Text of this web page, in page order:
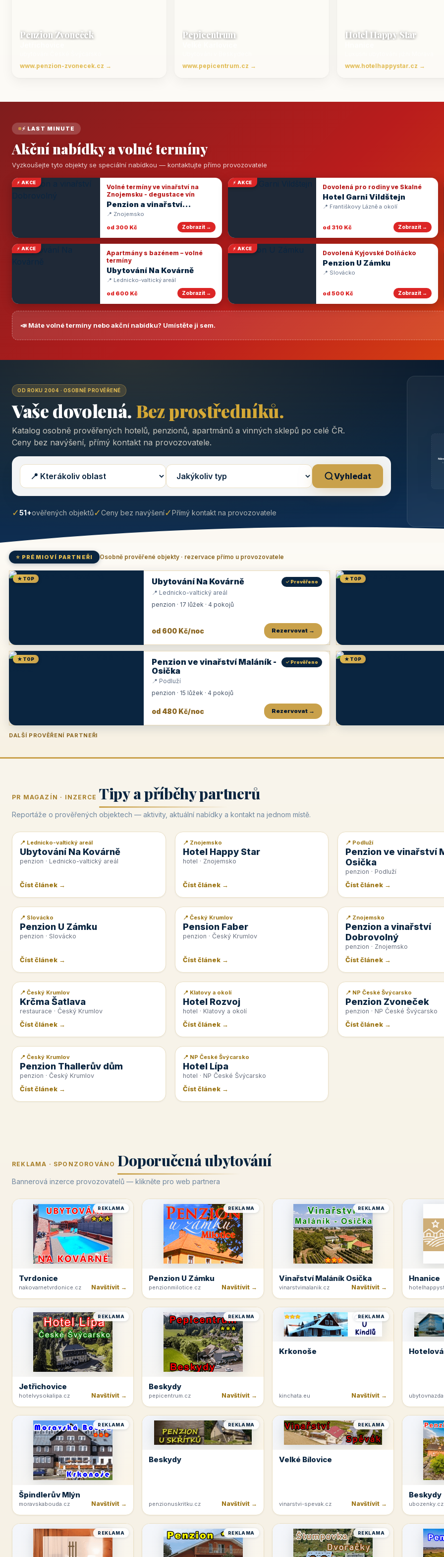
Penzion Zvoneček
www.penzion-zvonecek.cz →
Pepicentrum
www.pepicentrum.cz →
Hotel Happy Star
www.hotelhappystar.cz →
⚡ LAST MINUTE
Akční nabídky a volné termíny
Vyzkoušejte tyto objekty se speciální nabídkou — kontaktujte přímo provozovatele
⚡ AKCE
Volné termíny ve vinařství na
Znojemsku - degustace vín
Penzion a vinařství
Dobrovolný
📍 Znojemsko
od 300 Kč
Zobrazit →
⚡ AKCE
Dovolená pro rodiny ve Skalné
Hotel Garni Vildštejn
📍 Františkovy Lázně a okolí
od 310 Kč Zobrazit →
⚡ AKCE
Apartmány s bazénem – volné
termíny
Ubytování Na Kovárně
📍 Lednicko-valtický areál
od 600 Kč
Zobrazit →
⚡ AKCE
Dovolená Kyjovské Dolňácko
Penzion U Zámku
📍 Slovácko
od 500 Kč Zobrazit →
📣 Máte volné termíny nebo akční nabídku? Umístěte ji sem.
OD ROKU 2004 · OSOBNĚ PROVĚŘENÉ
Vaše dovolená. Bez prostředníků.
Katalog osobně prověřených hotelů, penzionů, apartmánů a vinných sklepů po celé ČR.
Ceny bez navýšení, přímý kontakt na provozovatele.
Vyhledat
✓51+ověřených objektů✓Ceny bez navýšení✓Přímý kontakt na provozovatele
⭐ PRÉMIOVÍ PARTNEŘI Osobně prověřené objekty · rezervace přímo u provozovatele
★ TOP Ubytování Na Kovárně ✓ Prověřeno
📍 Lednicko-valtický areál
penzion · 17 lůžek · 4 pokojů
od 600 Kč/noc Rezervovat →
★ TOP
★ TOP
Penzion ve vinařství Maláník -
Osička
✓ Prověřeno
📍 Podluží
penzion · 15 lůžek · 4 pokojů
od 480 Kč/noc Rezervovat →
★ TOP
DALŠÍ PROVĚŘENÍ PARTNEŘI
Penzion U Zámku Pension Faber
PR MAGAZÍN · INZERCE Tipy a příběhy partnerů
Reportáže o prověřených objektech — aktivity, aktuální nabídky a kontakt na jednom místě.
📰 PR článek
📍 Lednicko-valtický areál
Ubytování Na Kovárně
penzion · Lednicko-valtický areál
Číst článek →
📰 PR článek
📍 Znojemsko
Hotel Happy Star
hotel · Znojemsko
Číst článek →
📰 PR článek
📍 Podluží
Penzion ve vinařství
Osička
penzion · Podluží
Číst článek →
📰 PR článek
📍 Slovácko
Penzion U Zámku
penzion · Slovácko
Číst článek →
📰 PR článek
📍 Český Krumlov
Pension Faber
penzion · Český Krumlov
Číst článek →
📰 PR článek
📍 Znojemsko
Penzion a vinařství
Dobrovolný
penzion · Znojemsko
Číst článek →
📰 PR článek
📍 Český Krumlov
Krčma Šatlava
restaurace · Český Krumlov
Číst článek →
📰 PR článek
📍 Klatovy a okolí
Hotel Rozvoj
hotel · Klatovy a okolí
Číst článek →
📰 PR článek
📍 NP České Švýcarsko
Penzion Zvoneček
penzion · NP České Švýcarsko
Číst článek →
📰 PR článek
📍 Český Krumlov
Penzion Thallerův dům
penzion · Český Krumlov
Číst článek →
📰 PR článek
📍 NP České Švýcarsko
Hotel Lípa
hotel · NP České Švýcarsko
Číst článek →
REKLAMA · SPONZOROVÁNO Doporučená ubytování
Bannerová inzerce provozovatelů — klikněte pro web partnera
REKLAMA
Tvrdonice
nakovarnetvrdonice.cz Navštívit →
REKLAMA
Penzion U Zámku
penzionmilotice.cz Navštívit →
REKLAMA
Vinařství Maláník Osička
vinarstvimalanik.cz Navštívit →
Hnanice
REKLAMA
Jetřichovice
hotelvysokalipa.cz Navštívit →
REKLAMA
Beskydy
pepicentrum.cz Navštívit →
REKLAMA
Krkonoše
kinchata.eu Navštívit →
REKLAMA
Špindlerův Mlýn
moravskabouda.cz Navštívit →
REKLAMA
Beskydy
penzionuskritku.cz Navštívit →
REKLAMA
Velké Bílovice
vinarstvi-spevak.cz Navštívit →
Beskydy
ubozenky.cz
REKLAMA REKLAMA REKLAMA